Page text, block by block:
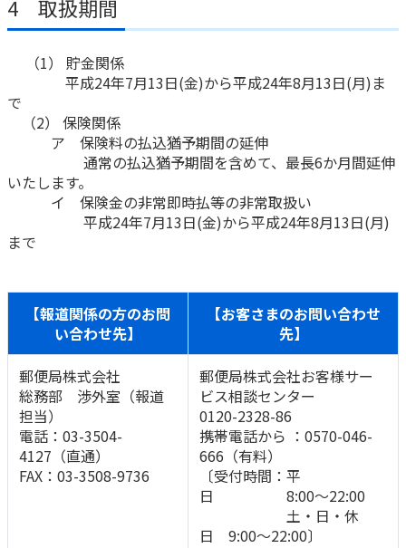
4 取扱期間
（1） 貯金関係
平成24年7月13日(金)から平成24年8月13日(月)ま
で
（2） 保険関係
ア 保険料の払込猶予期間の延伸
通常の払込猶予期間を含めて、最長6か月間延伸
いたします。
イ 保険金の非常即時払等の非常取扱い
平成24年7月13日(金)から平成24年8月13日(月)
まで
【報道関係の方のお問
い合わせ先】
【お客さまのお問い合わせ
先】
郵便局株式会社
総務部 渉外室（報道
担当）
電話：03-3504-
4127（直通）
FAX：03-3508-9736
郵便局株式会社お客様サー
ビス相談センター
0120-2328-86
携帯電話から ：0570-046-
666（有料）
〔受付時間：平
日 8:00～22:00
土・日・休
日 9:00～22:00〕